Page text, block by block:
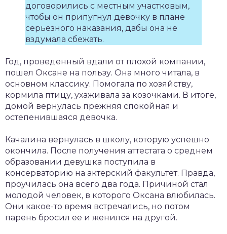
договорились с местным участковым,
чтобы он припугнул девочку в плане
серьезного наказания, дабы она не
вздумала сбежать.
Год, проведенный вдали от плохой компании,
пошел Оксане на пользу. Она много читала, в
основном классику. Помогала по хозяйству,
кормила птицу, ухаживала за козочками. В итоге,
домой вернулась прежняя спокойная и
остепенившаяся девочка.
Качалина вернулась в школу, которую успешно
окончила. После получения аттестата о среднем
образовании девушка поступила в
консерваторию на актерский факультет. Правда,
проучилась она всего два года. Причиной стал
молодой человек, в которого Оксана влюбилась.
Они какое-то время встречались, но потом
парень бросил ее и женился на другой.